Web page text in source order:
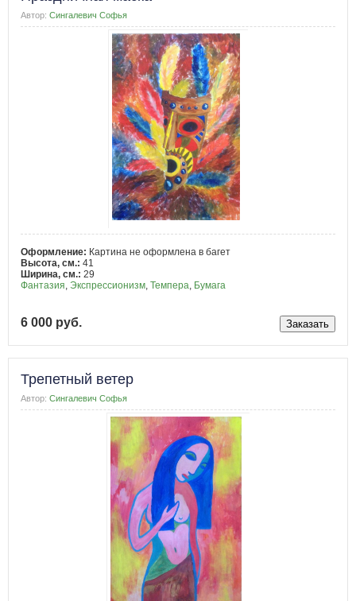
Автор: Сингалевич Софья
Оформление: Картина не оформлена в багет
Высота, см.: 41
Ширина, см.: 29
Фантазия, Экспрессионизм, Темпера, Бумага
6 000 руб.
Трепетный ветер
Автор: Сингалевич Софья